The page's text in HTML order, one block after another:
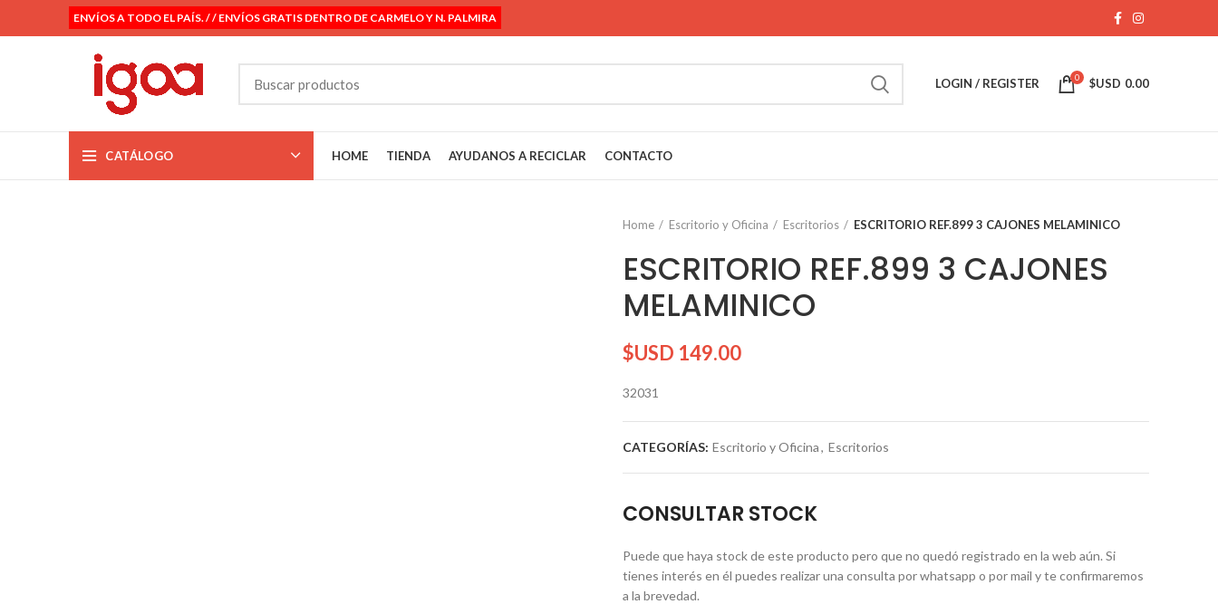
ENVÍOS A TODO EL PAÍS. / / ENVÍOS GRATIS DENTRO DE CARMELO Y N. PALMIRA
LOGIN / REGISTER 0 $USD 0.00
CATÁLOGO HOME TIENDA AYUDANOS A RECICLAR CONTACTO
Home Escritorio y Oficina Escritorios ESCRITORIO REF.899 3 CAJONES MELAMINICO
ESCRITORIO REF.899 3 CAJONES
MELAMINICO
$USD 149.00
32031
CATEGORÍAS: Escritorio y Oficina, Escritorios
CONSULTAR STOCK
Puede que haya stock de este producto pero que no quedó registrado en la web aún. Si
tienes interés en él puedes realizar una consulta por whatsapp o por mail y te confirmaremos
a la brevedad.